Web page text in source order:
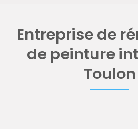
Entreprise de
de peinture
Toulon